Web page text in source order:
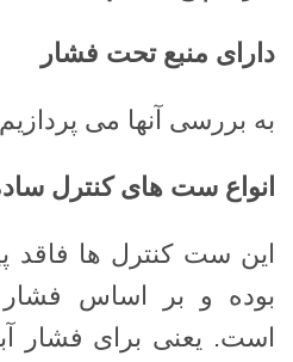
دارای منبع تحت فشار
به بررسی آنها می
انواع ست های کنترل
این ست کنترل ها فاقد
بوده و بر اساس